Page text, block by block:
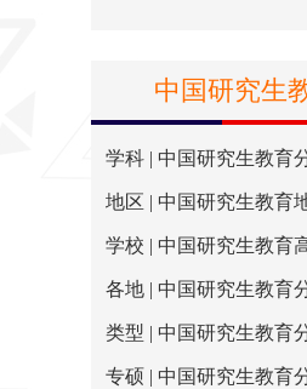
中国研究生
学科 | 中国研究生教育
地区 | 中国研究生教育
学校 | 中国研究生教育
各地 | 中国研究生教育
类型 | 中国研究生教育
专硕 | 中国研究生教育